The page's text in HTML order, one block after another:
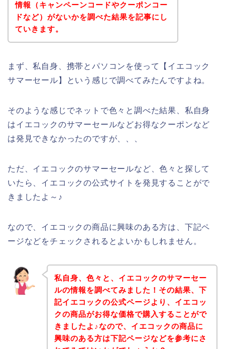
情報（キャンペーンコードやクーポンコー
ドなど）がないかを調べた結果を記事にし
ていきます。
まず、私自身、携帯とパソコンを使って【イエコック
サマーセール】という感じで調べてみたんですよね。
そのような感じでネットで色々と調べた結果、私自身
はイエコックのサマーセールなどお得なクーポンなど
は発見できなかったのですが、、、
ただ、イエコックのサマーセールなど、色々と探して
いたら、イエコックの公式サイトを発見することがで
きましたよ～♪
なので、イエコックの商品に興味のある方は、下記ペ
ージなどをチェックされるとよいかもしれません。
私自身、色々と、イエコックのサマーセー
ルの情報を調べてみました！その結果、下
記イエコックの公式ページより、イエコッ
クの商品がお得な価格で購入することがで
きましたよ♪なので、イエコックの商品に
興味のある方は下記ページなどを参考にさ